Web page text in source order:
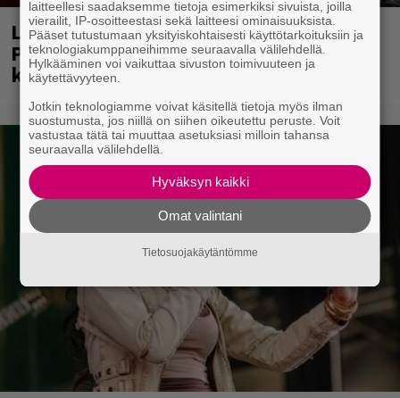
Laittomasta graffitista kiinni jäänyt
Paavo Arhinmäki jälleen spraypullo
kädessä – näitä puolueita ei kiinnosta
laitteellesi saadaksemme tietoja esimerkiksi sivuista, joilla
vierailit, IP-osoitteestasi sekä laitteesi ominaisuuksista.
Pääset tutustumaan yksityiskohtaisesti käyttötarkoituksiin ja
teknologiakumppaneihimme seuraavalla välilehdellä.
Hylkääminen voi vaikuttaa sivuston toimivuuteen ja
käytettävyyteen.
Jotkin teknologiamme voivat käsitellä tietoja myös ilman
suostumusta, jos niillä on siihen oikeutettu peruste. Voit
vastustaa tätä tai muuttaa asetuksiasi milloin tahansa
seuraavalla välilehdellä.
Hyväksyn kaikki
Omat valintani
Tietosuojakäytäntömme